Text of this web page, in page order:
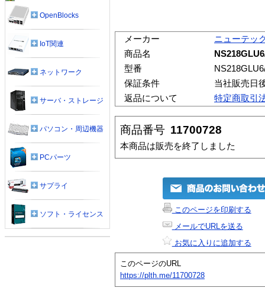
メーカー
ニューテッ
商品名
型番
保証条件
当社販売日
返品について
特定商取引
商品番号 11700728
本商品は販売を終了しました
このページを印刷する
メールでURLを送る
お気に入りに追加する
このページのURL
https://plth.me/11700728
OpenBlocks
IoT関連
ネットワーク
サーバ・ストレージ
パソコン・周辺機器
PCパーツ
サプライ
ソフト・ライセンス